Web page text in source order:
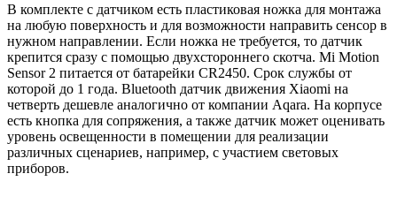
В комплекте с датчиком есть пластиковая ножка для монтажа
на любую поверхность и для возможности направить сенсор в
нужном направлении. Если ножка не требуется, то датчик
крепится сразу с помощью двухстороннего скотча. Mi Motion
Sensor 2 питается от батарейки CR2450. Срок службы от
которой до 1 года. Bluetooth датчик движения Xiaomi на
четверть дешевле аналогично от компании Aqara. На корпусе
есть кнопка для сопряжения, а также датчик может оценивать
уровень освещенности в помещении для реализации
различных сценариев, например, с участием световых
приборов.